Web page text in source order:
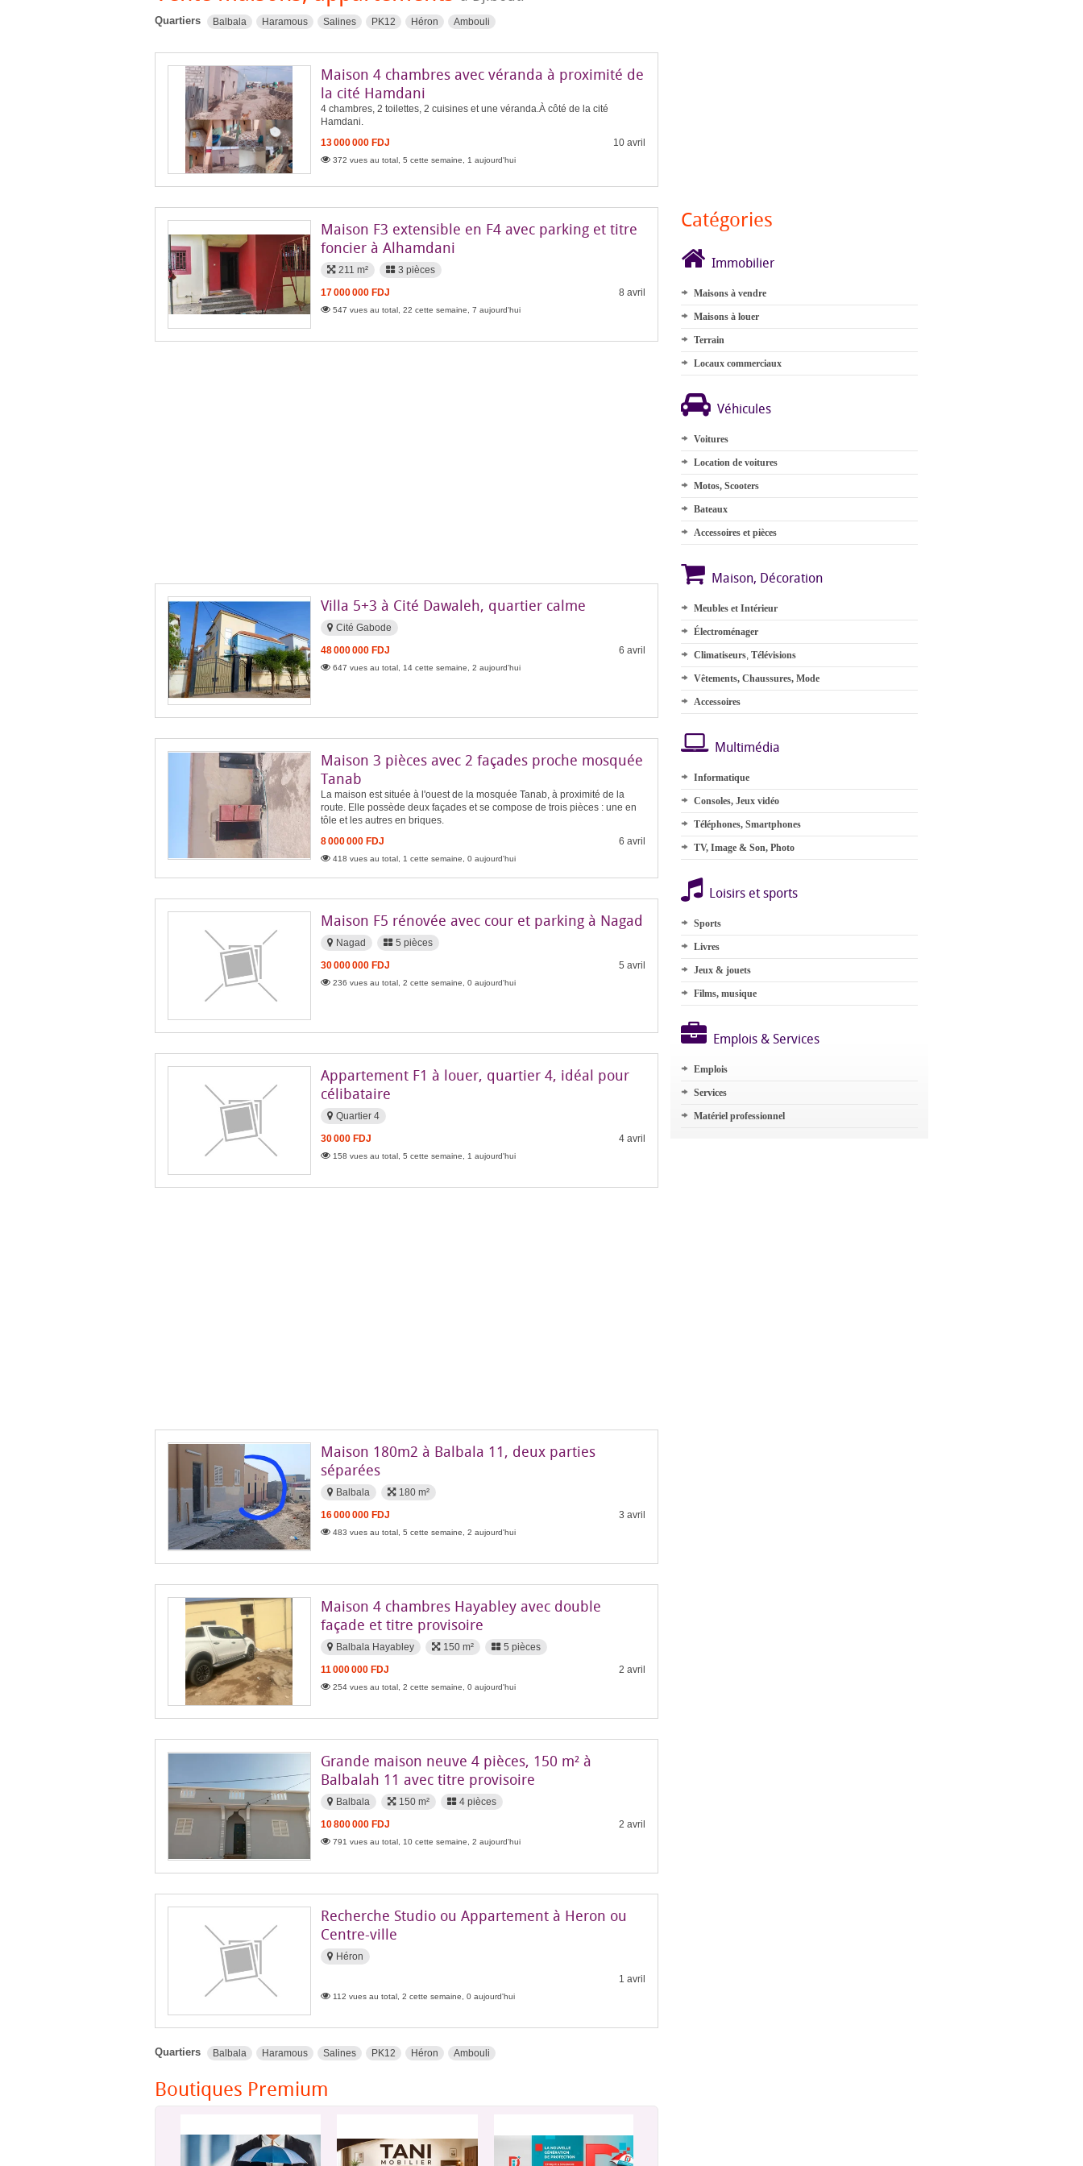
Quartiers Balbala Haramous Salines PK12 Héron Ambouli
Maison 4 chambres avec véranda à proximité de
la cité Hamdani
4 chambres, 2 toilettes, 2 cuisines et une véranda.À côté de la cité
Hamdani.
13 000 000 FDJ
10 avril
372 vues au total, 5 cette semaine, 1 aujourd'hui
Maison F3 extensible en F4 avec parking et titre
foncier à Alhamdani
211 m²
3 pièces
17 000 000 FDJ
8 avril
547 vues au total, 22 cette semaine, 7 aujourd'hui
Villa 5+3 à Cité Dawaleh, quartier calme
Cité Gabode
48 000 000 FDJ
6 avril
647 vues au total, 14 cette semaine, 2 aujourd'hui
Maison 3 pièces avec 2 façades proche mosquée
Tanab
La maison est située à l'ouest de la mosquée Tanab, à proximité de la
route. Elle possède deux façades et se compose de trois pièces : une en
tôle et les autres en briques.
8 000 000 FDJ
6 avril
418 vues au total, 1 cette semaine, 0 aujourd'hui
Maison F5 rénovée avec cour et parking à Nagad
Nagad
5 pièces
30 000 000 FDJ
5 avril
236 vues au total, 2 cette semaine, 0 aujourd'hui
Appartement F1 à louer, quartier 4, idéal pour
célibataire
Quartier 4
30 000 FDJ
4 avril
158 vues au total, 5 cette semaine, 1 aujourd'hui
Maison 180m2 à Balbala 11, deux parties
séparées
Balbala
180 m²
16 000 000 FDJ
3 avril
483 vues au total, 5 cette semaine, 2 aujourd'hui
Maison 4 chambres Hayabley avec double
façade et titre provisoire
Balbala Hayabley 150 m²
5 pièces
11 000 000 FDJ
2 avril
254 vues au total, 2 cette semaine, 0 aujourd'hui
Grande maison neuve 4 pièces, 150 m² à
Balbalah 11 avec titre provisoire
Balbala 150 m²
4 pièces
10 800 000 FDJ
2 avril
791 vues au total, 10 cette semaine, 2 aujourd'hui
Recherche Studio ou Appartement à Heron ou
Centre-ville
Héron
1 avril
112 vues au total, 2 cette semaine, 0 aujourd'hui
Quartiers Balbala Haramous Salines PK12 Héron Ambouli
Boutiques Premium
Catégories
Immobilier
Maisons à vendre
Maisons à louer
Terrain
Locaux commerciaux
Véhicules
Voitures
Location de voitures
Motos, Scooters
Bateaux
Accessoires et pièces
Maison, Décoration
Meubles et Intérieur
Électroménager
Climatiseurs, Télévisions
Vêtements, Chaussures, Mode
Accessoires
Multimédia
Informatique
Consoles, Jeux vidéo
Téléphones, Smartphones
TV, Image & Son, Photo
Loisirs et sports
Sports
Livres
Jeux & jouets
Films, musique
Emplois & Services
Emplois
Services
Matériel professionnel